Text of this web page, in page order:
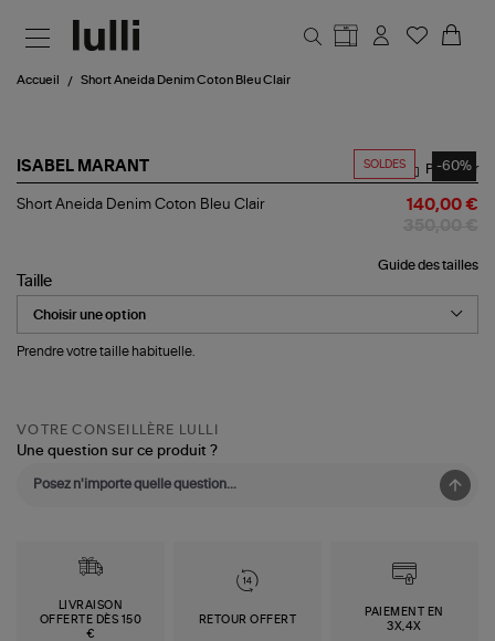
Accueil Short Aneida Denim Coton Bleu Clair
SOLDES -60%
ISABEL MARANT
Short
Bleu
Clair
Partager
Short Aneida Denim Coton Bleu Clair 140,00 €
Guide des tailles
Taille
Prendre votre taille habituelle.
VOTRE CONSEILLÈRE LULLI
Une question sur ce produit ?
LIVRAISON
OFFERTE DÈS 150
€
RETOUR OFFERT
PAIEMENT EN
3X,4X